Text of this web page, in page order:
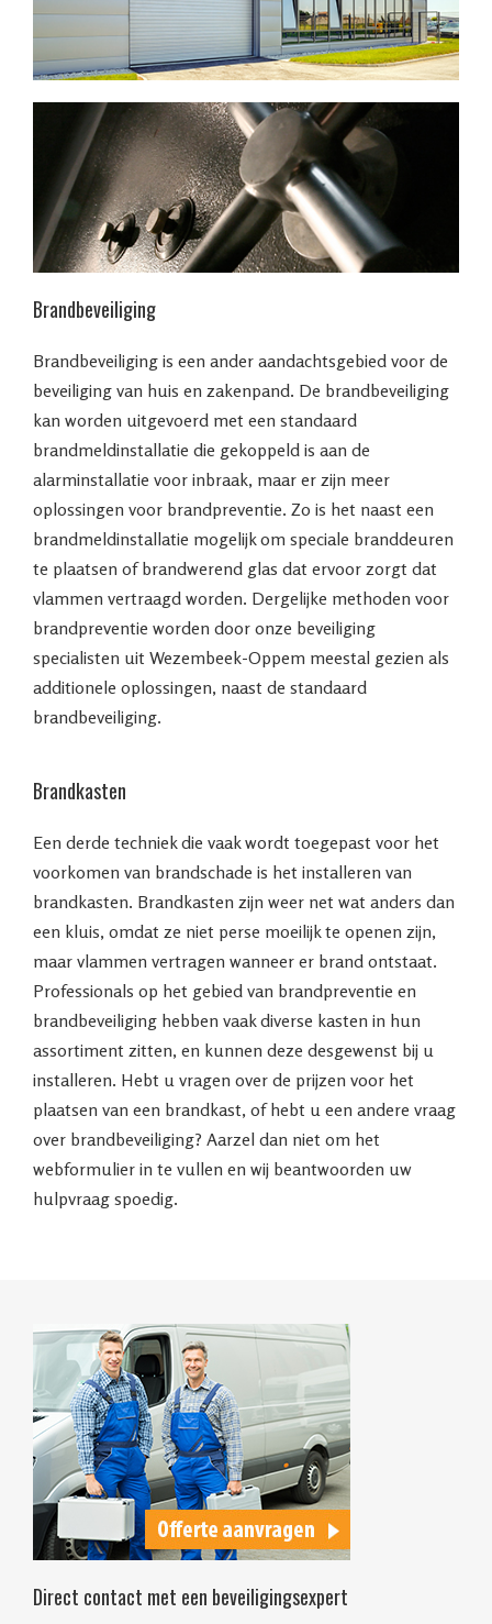
Brandbeveiliging
Brandbeveiliging is een ander aandachtsgebied voor de
beveiliging van huis en zakenpand. De brandbeveiliging
kan worden uitgevoerd met een standaard
brandmeldinstallatie die gekoppeld is aan de
alarminstallatie voor inbraak, maar er zijn meer
oplossingen voor brandpreventie. Zo is het naast een
brandmeldinstallatie mogelijk om speciale branddeuren
te plaatsen of brandwerend glas dat ervoor zorgt dat
vlammen vertraagd worden. Dergelijke methoden voor
brandpreventie worden door onze beveiliging
specialisten uit Wezembeek-Oppem meestal gezien als
additionele oplossingen, naast de standaard
brandbeveiliging.
Brandkasten
Een derde techniek die vaak wordt toegepast voor het
voorkomen van brandschade is het installeren van
brandkasten. Brandkasten zijn weer net wat anders dan
een kluis, omdat ze niet perse moeilijk te openen zijn,
maar vlammen vertragen wanneer er brand ontstaat.
Professionals op het gebied van brandpreventie en
brandbeveiliging hebben vaak diverse kasten in hun
assortiment zitten, en kunnen deze desgewenst bij u
installeren. Hebt u vragen over de prijzen voor het
plaatsen van een brandkast, of hebt u een andere vraag
over brandbeveiliging? Aarzel dan niet om het
webformulier in te vullen en wij beantwoorden uw
hulpvraag spoedig.
Direct contact met een beveiligingsexpert